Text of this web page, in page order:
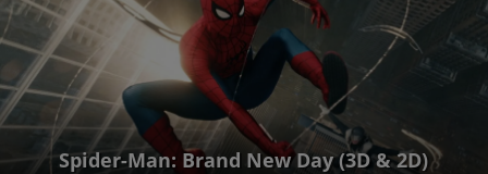
Spider-Man: Brand New Day (3D & 2D)